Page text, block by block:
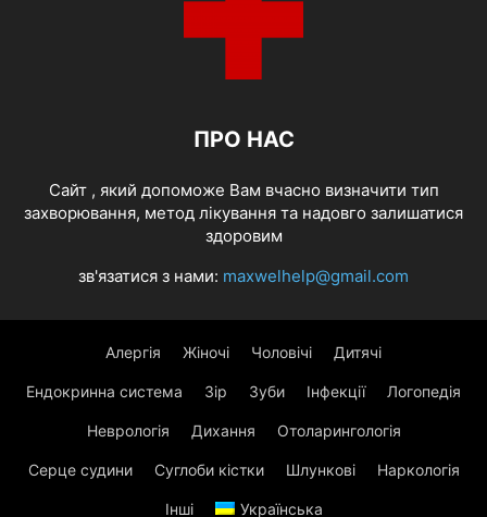
ПРО НАС
Cайт , який допоможе Вам вчасно визначити тип
захворювання, метод лікування та надовго залишатися
здоровим
зв'язатися з нами: maxwelhelp@gmail.com
Алергія Жіночі Чоловічі Дитячі
Ендокринна система Зір Зуби Інфекції Логопедія
Неврологія Дихання Отоларингологія
Серце судини Суглоби кістки Шлункові Наркологія
Інші Українська